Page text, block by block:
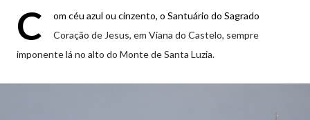
C
om céu azul ou cinzento, o Santuário do Sagrado
Coração de Jesus, em Viana do Castelo, sempre
imponente lá no alto do Monte de Santa Luzia.